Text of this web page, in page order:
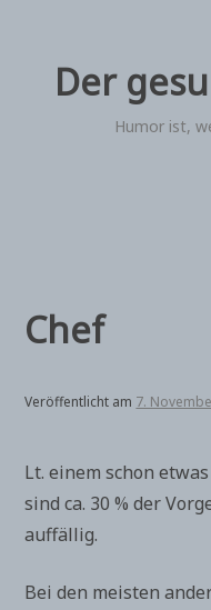
springenDer
Humor ist,
Chef
Veröffentlicht am 7.
Lt. einem schon
sind ca. 30 % der
auffällig.
Bei den meisten